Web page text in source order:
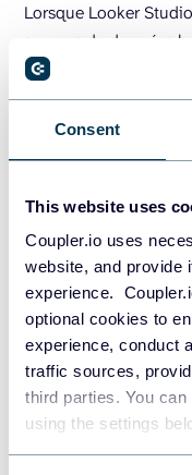
Consent
This website uses
Coupler.io uses
website, and provide
experience.
optional cookies to
experience, conduct
traffic sources,
third parties. You
using the settings
Lorsque Looker
sources de données
pouviez vous
changé depuis !
partenaires vous
que LinkedIn,
la plupart d’entre
actuellement plus de
most of them are not
1,000 of those.